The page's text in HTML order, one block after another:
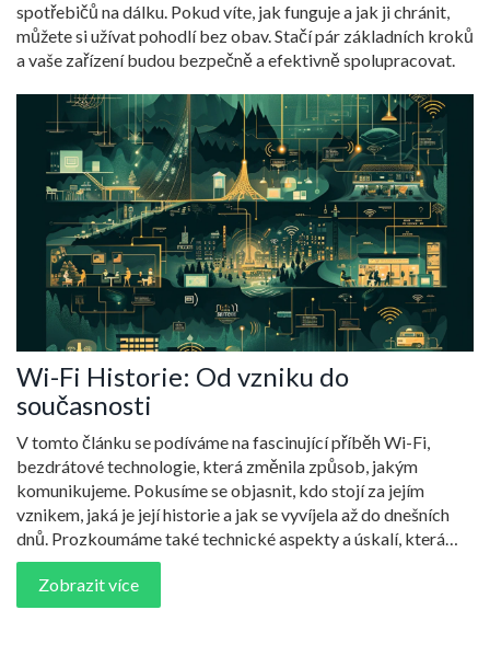
spotřebičů na dálku. Pokud víte, jak funguje a jak ji chránit,
můžete si užívat pohodlí bez obav. Stačí pár základních kroků
a vaše zařízení budou bezpečně a efektivně spolupracovat.
Wi-Fi Historie: Od vzniku do
současnosti
V tomto článku se podíváme na fascinující příběh Wi-Fi,
bezdrátové technologie, která změnila způsob, jakým
komunikujeme. Pokusíme se objasnit, kdo stojí za jejím
vznikem, jaká je její historie a jak se vyvíjela až do dnešních
dnů. Prozkoumáme také technické aspekty a úskalí, která
Wi-Fi na své cestě k nezbytnému prvku moderního světa
překonala.
Zobrazit více